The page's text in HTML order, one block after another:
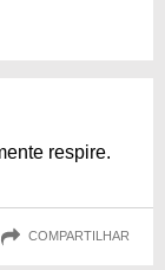
respire.
COMPARTILHAR